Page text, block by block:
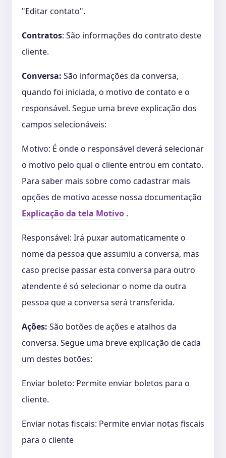
"Editar contato".
Contratos: São informações do contrato deste
cliente.
Conversa: São informações da conversa,
quando foi iniciada, o motivo de contato e o
responsável. Segue uma breve explicação dos
campos selecionáveis:
Motivo: É onde o responsável deverá selecionar
o motivo pelo qual o cliente entrou em contato.
Para saber mais sobre como cadastrar mais
opções de motivo acesse nossa documentação
Explicação da tela Motivo .
Responsável: Irá puxar automaticamente o
nome da pessoa que assumiu a conversa, mas
caso precise passar esta conversa para outro
atendente é só selecionar o nome da outra
pessoa que a conversa será transferida.
Ações: São botões de ações e atalhos da
conversa. Segue uma breve explicação de cada
um destes botões:
Enviar boleto: Permite enviar boletos para o
cliente.
Enviar notas fiscais: Permite enviar notas fiscais
para o cliente